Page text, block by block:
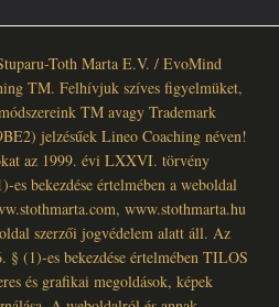
Toth Marta E.V. / EvoMind
TM. Felhívjuk szíves figyelmüket,
TM avagy Trademark
jelzésűek Lineo Coaching néven!
az 1999. évi LXXVI. törvény
es bekezdése értelmében a weboldal
www.stothmarta.hu
szerzői jogvédelem alatt áll. Az
(1)-es bekezdése értelmében TILOS
és grafikai megoldások, képek